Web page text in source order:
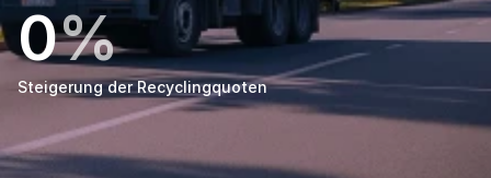
0%
Steigerung der Recyclingquoten